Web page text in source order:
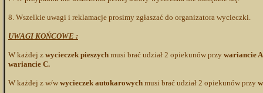
8. Wszelkie uwagi i reklamacje prosimy zgłaszać do organizatora wycieczki.
UWAGI KOŃCOWE :
W każdej z wycieczek pieszych musi brać udział 2 opiekunów przy wariancie
wariancie C.
W każdej z w/w wycieczek autokarowych musi brać udział 2 opiekunów przy